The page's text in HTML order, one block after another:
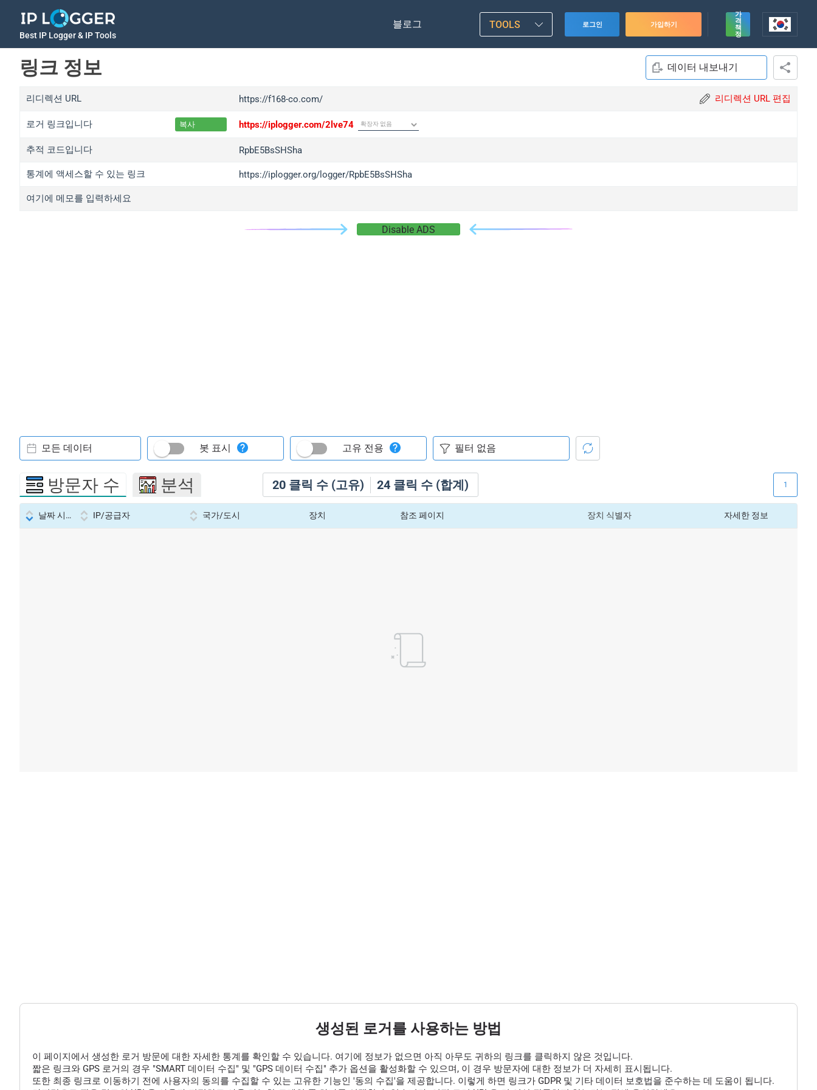
Best IP Logger & IP Tools
블로그 TOOLS 로그인 가입하기
가
격
책
정
링크 정보 데이터 내보내기
리디렉션 URL https://f168-co.com/ 리디렉션 URL 편집
로거 링크입니다 복사 https://iplogger.com/2lve74
추적 코드입니다 RpbE5BsSHSha
통계에 액세스할 수 있는 링크 https://iplogger.org/logger/RpbE5BsSHSha
여기에 메모를 입력하세요
Disable ADS
20 클릭 수 (고유) 24 클릭 수 (합계)
모든 데이터 봇 표시 고유 전용
방문자 수 분석 1
날짜 시간 IP/공급자 국가/도시 장치 참조 페이지 장치 식별자 자세한 정보
생성된 로거를 사용하는 방법
이 페이지에서 생성한 로거 방문에 대한 자세한 통계를 확인할 수 있습니다. 여기에 정보가 없으면 아직 아무도 귀하의 링크를 클릭하지 않은 것입니다.
짧은 링크와 GPS 로거의 경우 "SMART 데이터 수집" 및 "GPS 데이터 수집" 추가 옵션을 활성화할 수 있으며, 이 경우 방문자에 대한 정보가 더 자세히 표시됩니다.
또한 최종 링크로 이동하기 전에 사용자의 동의를 수집할 수 있는 고유한 기능인 '동의 수집'을 제공합니다. 이렇게 하면 링크가 GDPR 및 기타 데이터 보호법을 준수하는 데 도움이 됩니다.